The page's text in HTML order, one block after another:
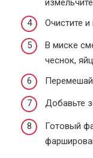
Очистите
В миске
чеснок,
Добавьте
Готовый